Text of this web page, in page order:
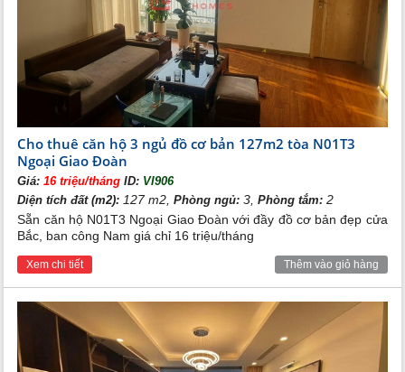
Cho thuê căn hộ 3 ngủ đồ cơ bản 127m2 tòa N01T3
Ngoại Giao Đoàn
Giá:16 triệu/thángID: VI906
Diện tích đất (m2): 127 m2,Phòng ngủ: 3,Phòng tắm: 2
Sẵn căn hộ N01T3 Ngoại Giao Đoàn với đầy đồ cơ bản đẹp cửa
Bắc, ban công Nam giá chỉ 16 triệu/tháng
Xem chi tiết Thêm vào giỏ hàng